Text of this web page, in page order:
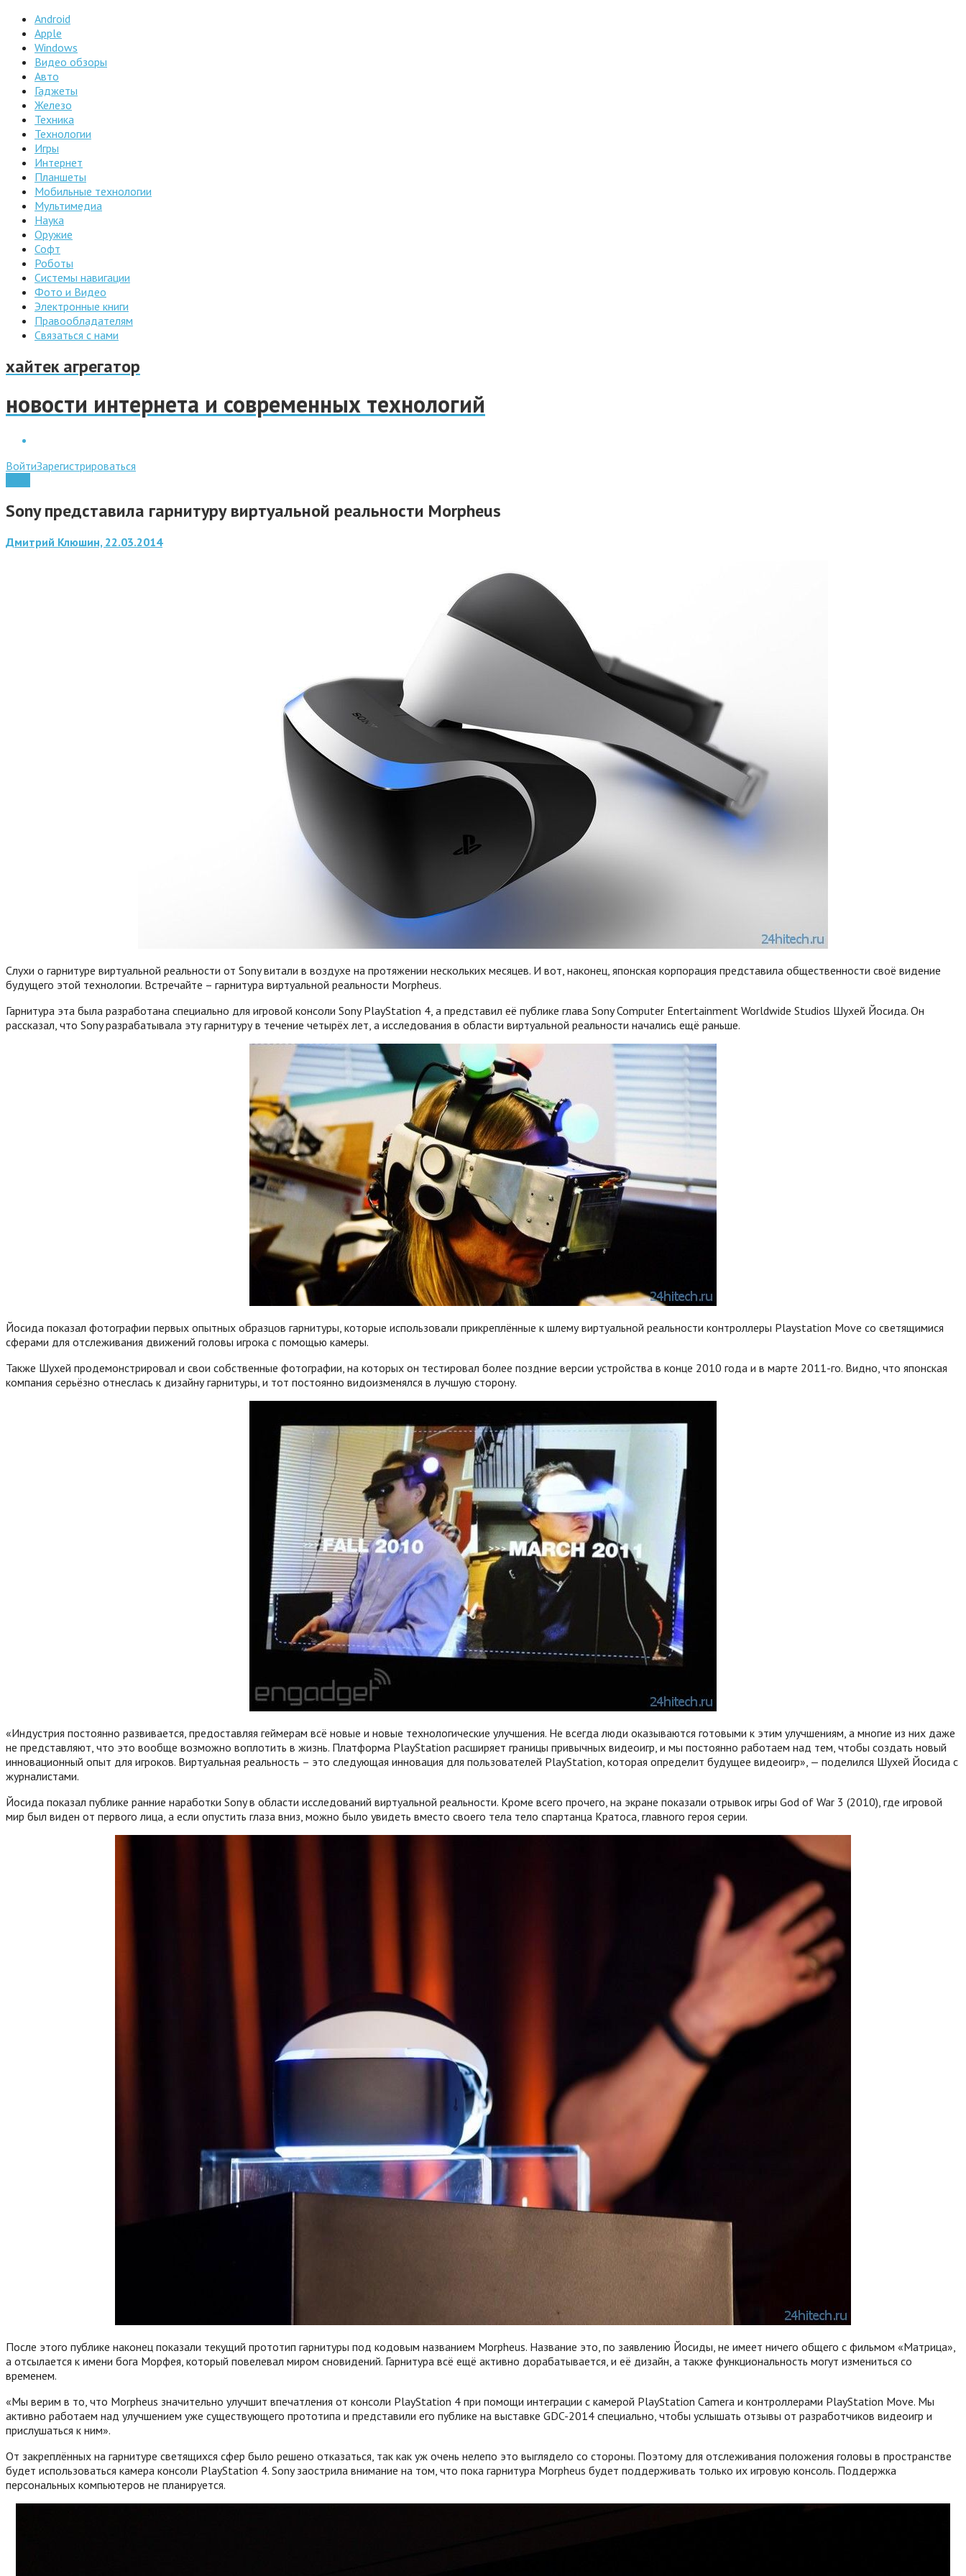
Android
Apple
Windows
Видео обзоры
Авто
Гаджеты
Железо
Техника
Технологии
Игры
Интернет
Планшеты
Мобильные технологии
Мультимедиа
Наука
Оружие
Софт
Роботы
Системы навигации
Фото и Видео
Электронные книги
Правообладателям
Связаться с нами
хайтек агрегатор
новости интернета и современных технологий
ВойтиЗарегистрироваться
Sony представила гарнитуру виртуальной реальности Morpheus
Дмитрий Клюшин, 22.03.2014
Слухи о гарнитуре виртуальной реальности от Sony витали в воздухе на протяжении нескольких месяцев. И вот, наконец, японская корпорация представила общественности своё видение
будущего этой технологии. Встречайте – гарнитура виртуальной реальности Morpheus.
Гарнитура эта была разработана специально для игровой консоли Sony PlayStation 4, а представил её публике глава Sony Computer Entertainment Worldwide Studios Шухей Йосида. Он
рассказал, что Sony разрабатывала эту гарнитуру в течение четырёх лет, а исследования в области виртуальной реальности начались ещё раньше.
Йосида показал фотографии первых опытных образцов гарнитуры, которые использовали прикреплённые к шлему виртуальной реальности контроллеры Playstation Move со светящимися
сферами для отслеживания движений головы игрока с помощью камеры.
Также Шухей продемонстрировал и свои собственные фотографии, на которых он тестировал более поздние версии устройства в конце 2010 года и в марте 2011-го. Видно, что японская
компания серьёзно отнеслась к дизайну гарнитуры, и тот постоянно видоизменялся в лучшую сторону.
«Индустрия постоянно развивается, предоставляя геймерам всё новые и новые технологические улучшения. Не всегда люди оказываются готовыми к этим улучшениям, а многие из них даже
не представляют, что это вообще возможно воплотить в жизнь. Платформа PlayStation расширяет границы привычных видеоигр, и мы постоянно работаем над тем, чтобы создать новый
инновационный опыт для игроков. Виртуальная реальность – это следующая инновация для пользователей PlayStation, которая определит будущее видеоигр», — поделился Шухей Йосида с
журналистами.
Йосида показал публике ранние наработки Sony в области исследований виртуальной реальности. Кроме всего прочего, на экране показали отрывок игры God of War 3 (2010), где игровой
мир был виден от первого лица, а если опустить глаза вниз, можно было увидеть вместо своего тела тело спартанца Кратоса, главного героя серии.
После этого публике наконец показали текущий прототип гарнитуры под кодовым названием Morpheus. Название это, по заявлению Йосиды, не имеет ничего общего с фильмом «Матрица»,
а отсылается к имени бога Морфея, который повелевал миром сновидений. Гарнитура всё ещё активно дорабатывается, и её дизайн, а также функциональность могут измениться со
временем.
«Мы верим в то, что Morpheus значительно улучшит впечатления от консоли PlayStation 4 при помощи интеграции с камерой PlayStation Camera и контроллерами PlayStation Move. Мы
активно работаем над улучшением уже существующего прототипа и представили его публике на выставке GDC-2014 специально, чтобы услышать отзывы от разработчиков видеоигр и
прислушаться к ним».
От закреплённых на гарнитуре светящихся сфер было решено отказаться, так как уж очень нелепо это выглядело со стороны. Поэтому для отслеживания положения головы в пространстве
будет использоваться камера консоли PlayStation 4. Sony заострила внимание на том, что пока гарнитура Morpheus будет поддерживать только их игровую консоль. Поддержка
персональных компьютеров не планируется.